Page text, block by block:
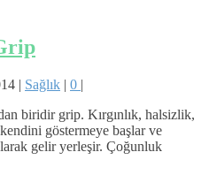
| Sağlık | 0 |
biridir grip. Kırgınlık, halsizlik,
göstermeye başlar ve
gelir yerleşir. Çoğunluk